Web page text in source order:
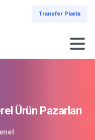
Transfer Planla
Ürün Pazarları